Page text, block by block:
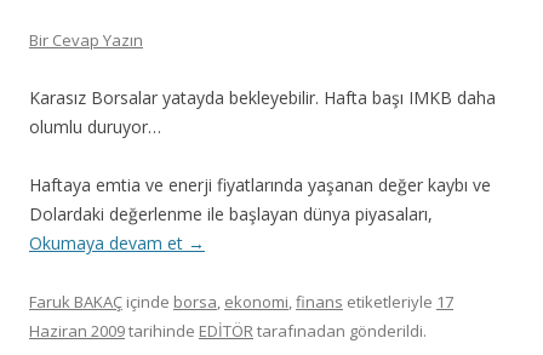
Bir Cevap Yazın
Karasız Borsalar yatayda bekleyebilir. Hafta başı IMKB daha
olumlu duruyor…
Haftaya emtia ve enerji fiyatlarında yaşanan değer kaybı ve
Dolardaki değerlenme ile başlayan dünya piyasaları,
Okumaya devam et →
Faruk BAKAÇ içinde borsa, ekonomi,finans etiketleriyle 17
Haziran 2009tarihinde EDİTÖRtarafınadan gönderildi.